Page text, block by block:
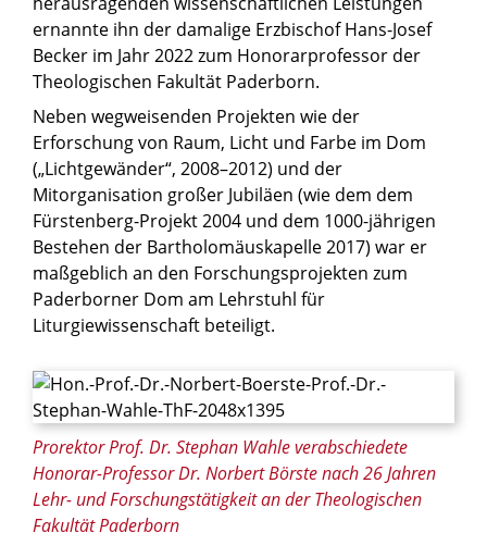
Prorektor Prof. Dr. Stephan Wahle verabschiedete
Honorar-Professor Dr. Norbert Börste nach 26 Jahren
Lehr- und Forschungstätigkeit an der Theologischen
Fakultät Paderborn
ernannte ihn der damalige Erzbischof Hans-Josef
Becker im Jahr 2022 zum Honorarprofessor der
Theologischen Fakultät Paderborn.
Neben wegweisenden Projekten wie der
Erforschung von Raum, Licht und Farbe im Dom
(„Lichtgewänder“, 2008–2012) und der
Mitorganisation großer Jubiläen (wie dem dem
Fürstenberg-Projekt 2004 und dem 1000-jährigen
Bestehen der Bartholomäuskapelle 2017) war er
maßgeblich an den Forschungsprojekten zum
Paderborner Dom am Lehrstuhl für
Liturgiewissenschaft beteiligt.